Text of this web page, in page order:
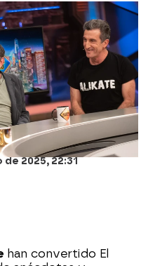
completa a Luis
El Hormiguero
2025, 22:31
han convertido El